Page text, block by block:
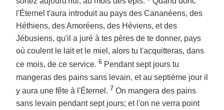
l'Éternel t'aura introduit au pays des Cananéens, des
Héthiens, des Amoréens, des Héviens, et des
Jébusiens, qu'il a juré à tes pères de te donner, pays
où coulent le lait et le miel, alors tu t'acquitteras, dans
ce mois, de ce service. 6 Pendant sept jours tu
mangeras des pains sans levain, et au septième jour il
y aura une fête à l'Éternel. 7 On mangera des pains
sans levain pendant sept jours; et l'on ne verra point